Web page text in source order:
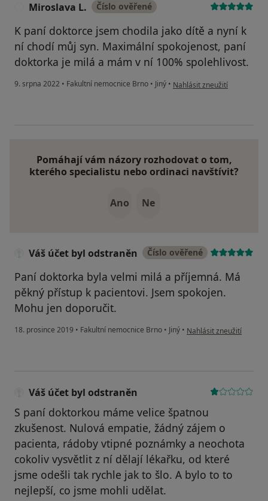
Miroslava L. Číslo ověřené
K paní doktorce jsem chodila jako dítě a nyní k
ní chodí můj syn. Maximální spokojenost, paní
doktorka je milá a mám v ní 100% spolehlivost.
9. srpna 2022 • Fakultní nemocnice Brno • Jiný • podle názoru uživatele
Nahlásit zneužití
Pomáhají vám názory rozhodovat o tom,
kterého specialistu nebo ordinaci navštívit?
Ano Ne
Váš účet byl odstraněn Číslo ověřené
Paní doktorka byla velmi milá a příjemná. Má
pěkný přístup k pacientovi. Jsem spokojen.
Mohu jen doporučit.
18. prosince 2019 • Fakultní nemocnice Brno • Jiný • podle názoru uživatele
Nahlásit zneužití
Váš účet byl odstraněn
S paní doktorkou máme velice špatnou
zkušenost. Nulová empatie, žádný zájem o
pacienta, rádoby vtipné poznámky a neochota
cokoliv vysvětlit z ní dělají lékařku, od které
jsme odešli tak rychle jak to šlo. A bylo to to
nejlepší, co jsme mohli udělat.